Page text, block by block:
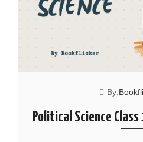
By:
Political Science